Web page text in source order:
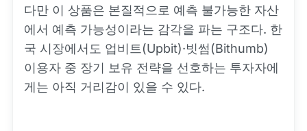
다만 이 상품은 본질적으로 예측 불가능한 자산
에서 예측 가능성이라는 감각을 파는 구조다. 한
국 시장에서도 업비트(Upbit)·빗썸(Bithumb)
이용자 중 장기 보유 전략을 선호하는 투자자에
게는 아직 거리감이 있을 수 있다.